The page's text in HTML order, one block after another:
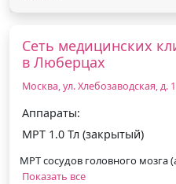
Сеть медицинских
в Люберцах
Москва, ул. Хлебозаводская, д.
Аппараты:
МРТ 1.0 Тл (закрытый)
МРТ сосудов головного мозга
Показать все